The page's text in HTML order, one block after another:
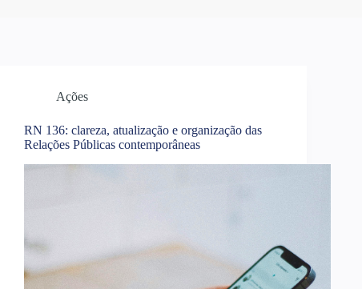
Ações
RN 136: clareza, atualização e organização das
Relações Públicas contemporâneas